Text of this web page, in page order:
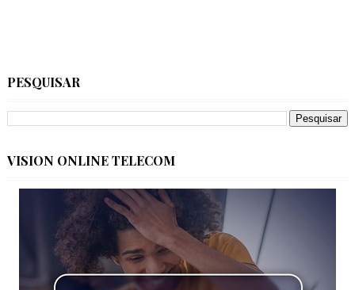
PESQUISAR
VISION ONLINE TELECOM